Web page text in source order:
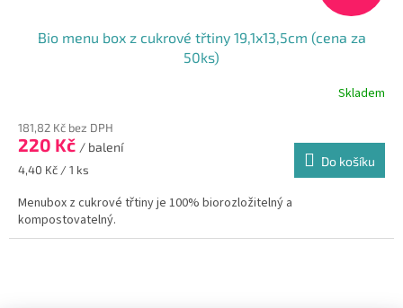
Bio menu box z cukrové třtiny 19,1x13,5cm (cena za
50ks)
produktu
je
5,0
5
hvězdiček.
Skladem
181,82 Kč bez DPH
220 Kč / balení
Měrná
4,40 Kč / 1 ks
Do košíku
Menubox z cukrové třtiny je 100% biorozložitelný a
kompostovatelný.